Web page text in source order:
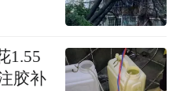
章笑梅出席当天的活
人文交流中发挥着重
1.55
胶补